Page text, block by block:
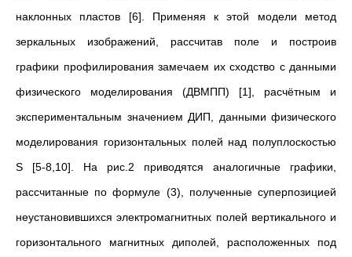
наклонных пластов [6]. Применяя к этой модели метод
зеркальных изображений, рассчитав поле и построив
графики профилирования замечаем их сходство с данными
физического моделирования (ДВМПП) [1], расчётным и
экспериментальным значением ДИП, данными физического
моделирования горизонтальных полей над полуплоскостью
S [5-8,10]. На рис.2 приводятся аналогичные графики,
рассчитанные по формуле (3), полученные суперпозицией
неустановившихся электромагнитных полей вертикального и
горизонтального магнитных диполей, расположенных под